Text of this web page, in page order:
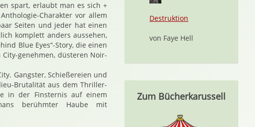
spart, erlaubt man es sich +
Charakter vor allem
Seiten und jeder hat einen
komplett anders aussehen,
Blue Eyes“-Story, die einen
genehmen, düsteren Noir-
Gangster, Schießereien und
Brutalität aus dem Thriller-
in der Finsternis auf einem
berühmter Haube mit
Destruktion
von Faye Hell
Zum Bücherkarussell